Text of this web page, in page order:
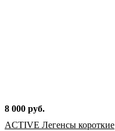
8 000 руб.
ACTIVE Легенсы короткие